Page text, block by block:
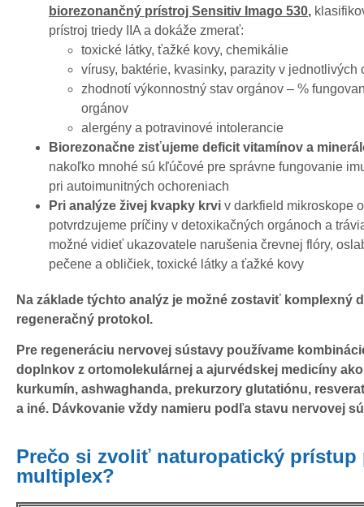
biorezonančný prístroj Sensitiv Imago 530,
prístroj triedy IIA a dokáže zmerať:
toxické látky, ťažké kovy, chemikálie
vírusy, baktérie, kvasinky, parazity v jednotlivých
zhodnotí výkonnostný stav orgánov – %
orgánov
alergény a potravinové intolerancie
Biorezonačne zisťujeme deficit vitamínov a
nakoľko mnohé sú kľúčové pre správne fungovanie
pri autoimunitných ochoreniach
Pri analýze živej kvapky krvi v darkfield mikroskope
potvrdzujeme príčiny v detoxikačných orgánoch a
možné vidieť ukazovatele narušenia črevnej flóry,
pečene a obličiek, toxické látky a ťažké kovy
Na základe týchto analýz je možné zostaviť komplexný
regeneračný protokol.
Pre regeneráciu nervovej sústavy používame
doplnkov z ortomolekulárnej a ajurvédskej medicíny
kurkumín, ashwaghanda, prekurzory glutatiónu,
a iné. Dávkovanie vždy namieru podľa stavu nervovej
Prečo si zvoliť naturopatický prístup
multiplex?